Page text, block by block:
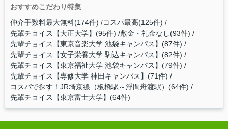
おすすめこだわり特集
仲介手数料最大無料(174件) コスパ最高(125件)
先輩チョイス【大正大学】(95件) 敷金・礼金なし(93件)
先輩チョイス【東京音楽大学 池袋キャンパス】(87件)
先輩チョイス【女子栄養大学 駒込キャンパス】(82件)
先輩チョイス【東京福祉大学 池袋キャンパス】(79件)
先輩チョイス【専修大学 神田キャンパス】(71件)
コスパで探す！JR埼京線（板橋駅～浮間舟渡駅）(64件)
先輩チョイス【東京富士大学】(64件)